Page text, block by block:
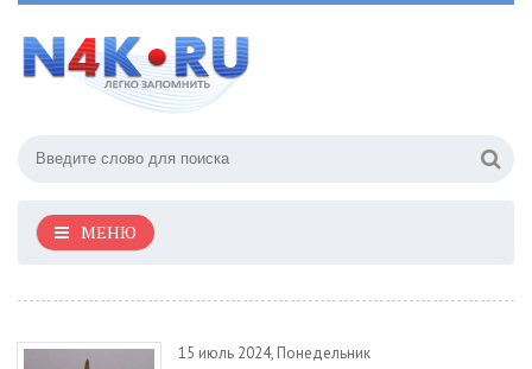
МЕНЮ
15 июль 2024, Понедельник